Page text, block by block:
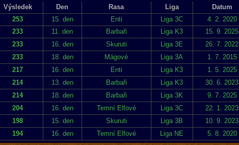
Výsledek Den Rasa Liga Datum
253 15. den Enti Liga 3C
4. 2. 2020
233 11. den Barbaři Liga K3 15. 9. 2025
233 16. den Skuruti Liga 3E 26. 7. 2022
233 18. den Mágové Liga 3A 1. 7. 2015
217 16. den Enti Liga K3 1. 5. 2025
214 13. den Barbaři Liga K3 30. 6. 2023
214 18. den Barbaři Liga 3K 9. 7. 2025
204 16. den Temní Elfové Liga 3C 22. 1. 2023
198 15. den Skuruti Liga 3B 10. 9. 2023
194 16. den Temní Elfové Liga NE 5. 8. 2020